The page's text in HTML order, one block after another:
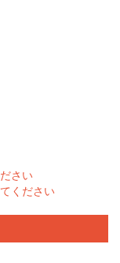
さい
ください